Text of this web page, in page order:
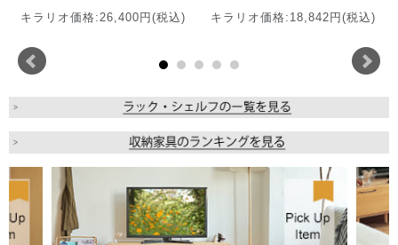
キラリオ価格:26,400円(税込) キラリオ価格:18,842円(税込)